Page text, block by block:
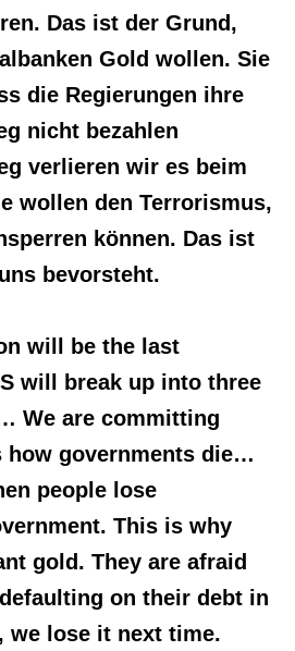
Das ist der Grund,
Gold wollen. Sie
die Regierungen ihre
nicht bezahlen
verlieren wir es beim
wollen den Terrorismus,
können. Das ist
bevorsteht.
will be the last
will break up into three
We are committing
governments die…
people lose
This is why
gold. They are afraid
on their debt in
lose it next time.